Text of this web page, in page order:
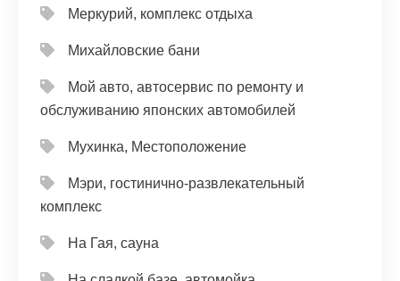
Меркурий, комплекс отдыха
Михайловские бани
Мой авто, автосервис по ремонту и
обслуживанию японских автомобилей
Мухинка, Местоположение
Мэри, гостинично-развлекательный
комплекс
На Гая, сауна